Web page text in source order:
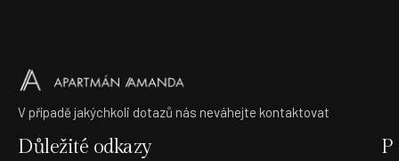
V případě jakýchkoli dotazů nás neváhejte kontaktovat
Důležité odkazy
P